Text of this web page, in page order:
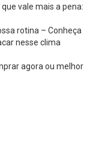
vale mais a pena:
rotina – Conheça
nesse clima
agora ou melhor